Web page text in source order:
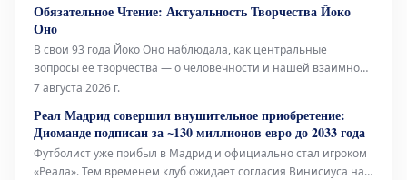
своеобразную естественную историю Армении, выраженную
через произведения, которые нап
Обязательное Чтение: Актуальность Творчества Йоко
Оно
В свои 93 года Йоко Оно наблюдала, как центральные
вопросы ее творчества — о человечности и нашей взаимной
ответственности — находили отклик у многих поколений.
недавнем репортаже о последних исполнениях работ Оно,
включая знаменитую «
7 августа 2026 г.
Реал Мадрид совершил внушительное приобретение:
Диоманде подписан за ~130 миллионов евро до 2033 года
Футболист уже прибыл в Мадрид и официально стал игроком
«Реала». Тем временем клуб ожидает согласия Винисиуса на